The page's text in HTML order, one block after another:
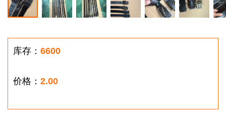
库存： 6600
价格： 2.00